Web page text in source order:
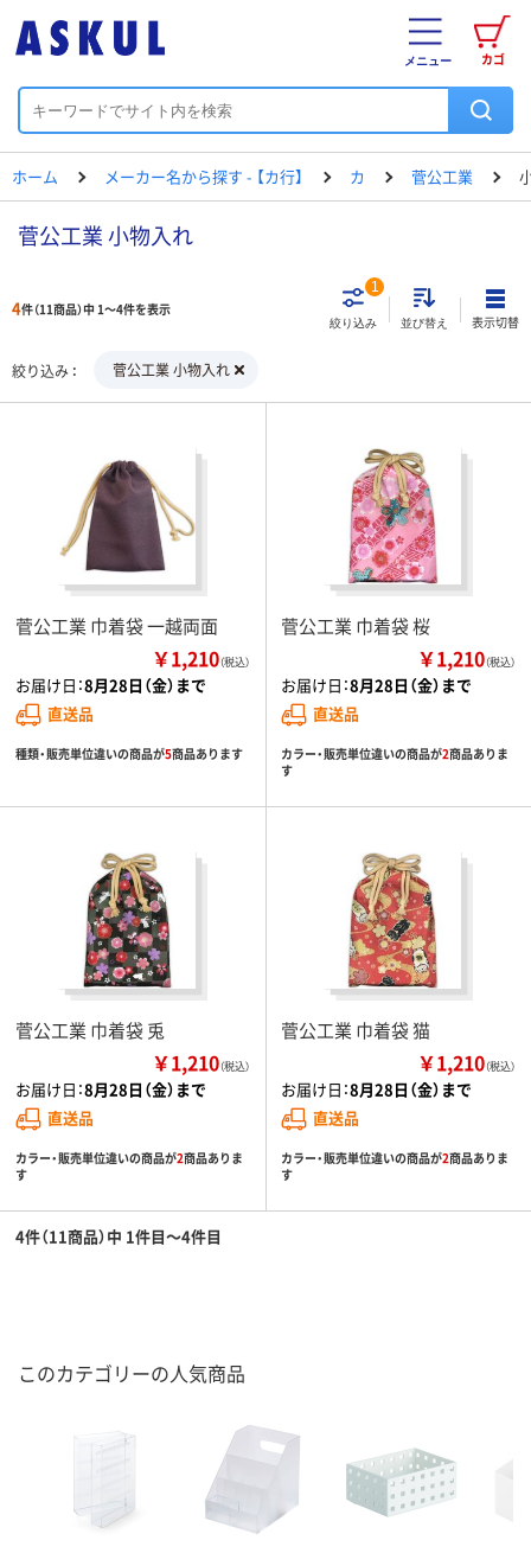
カゴ
メニュー
ホーム メーカー名から探す - 【カ行】 カ 菅公工業
菅公工業 小物入れ
4件（11商品）中 1～4件を表示
絞り込み
1
並び替え 表示切替
絞り込み 菅公工業 小物入れ
菅公工業 巾着袋 一越両面
￥1,210（税込）
お届け日：8月28日（金）まで
直送品
種類・販売単位違いの商品が5商品あります
菅公工業 巾着袋 桜
￥1,210（税込）
お届け日：8月28日（金）まで
直送品
カラー・販売単位違いの商品が2商品ありま
す
菅公工業 巾着袋 兎
￥1,210（税込）
お届け日：8月28日（金）まで
直送品
カラー・販売単位違いの商品が2商品ありま
す
菅公工業 巾着袋 猫
￥1,210（税込）
お届け日：8月28日（金）まで
直送品
カラー・販売単位違いの商品が2商品ありま
す
4件（11商品）中 1件目～4件目
このカテゴリーの人気商品